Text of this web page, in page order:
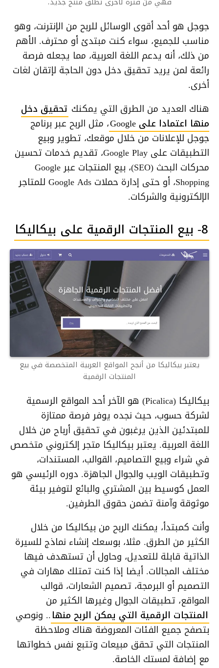
جوجل هو أحد أقوى الوسائل للربح من الإنترنت، وهو
مناسب للجميع، سواء كنت مبتدئ أو محترف. الأهم
من ذلك، أنه يدعم اللغة العربية، مما يجعله فرصة
رائعة لمن يريد تحقيق دخل دون الحاجة لإتقان لغات
أخرى.
هناك العديد من الطرق التي يمكنك تحقيق دخل
منها اعتمادا على Google
، مثل الربح عبر برنامج
جوجل للإعلانات من خلال موقعك، تطوير وبيع
التطبيقات على Google Play، تقديم خدمات تحسين
محركات البحث (SEO)، بيع المنتجات عبر Google
Shopping، أو حتى إدارة حملات Google Ads للمتاجر
الإلكترونية والشركات.
8- بيع المنتجات الرقمية على بيكاليكا
يعتبر بيكاليكا من أنجح المواقع العربية المتخصصة في بيع
المنتجات الرقمية
بيكاليكا (Picalica) هو الآخر أحد المواقع الرسمية
لشركة حسوب، حيث نجده يوفر فرصة ممتازة
للمبتدئين الذين يرغبون في تحقيق أرباح من خلال
اللغة العربية. يعتبر بيكاليكا متجر إلكتروني متخصص
في شراء وبيع التصاميم، القوالب، المستندات،
وتطبيقات الويب والجوال الجاهزة. دوره الرئيسي هو
العمل كوسيط بين المشتري والبائع لتوفير بيئة
موثوقة وآمنة تضمن حقوق الطرفين.
وأنت كمبتدأ، يمكنك الربح من بيكاليكا من خلال
الكثير من الطرق. مثلا، بوسعك إنشاء نماذج للسيرة
الذاتية قابلة للتعديل، وحاول أن تستهدف فيها
مختلف المجالات. أيضا إذا كنت تمتلك مهارات في
التصميم أو البرمجة، تصميم الشعارات، قوالب
المواقع، تطبيقات الجوال وغيرها الكثير من
المنتجات الرقمية التي يمكن الربح منها.. ونوصي
بتصفح جميع الفئات المعروضة هناك وملاحظة
المنتجات التي تحقق مبيعات وتتبع نفس خطواتها
مع إضافة لمستك الخاصة.